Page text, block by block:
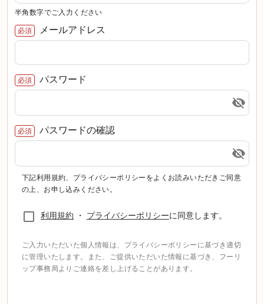
半角数字でご入力ください
必須 メールアドレス
必須 パスワード
必須 パスワードの確認
下記利用規約、プライバシーポリシーをよくお読みいただきご同意
の上、お申し込みください。
利用規約 ・ プライバシーポリシーに同意します。
ご入力いただいた個人情報は、プライバシーポリシーに基づき適切
に管理いたします。また、ご提供いただいた情報に基づき、フーリ
ップ事務局よりご連絡を差し上げることがあります。